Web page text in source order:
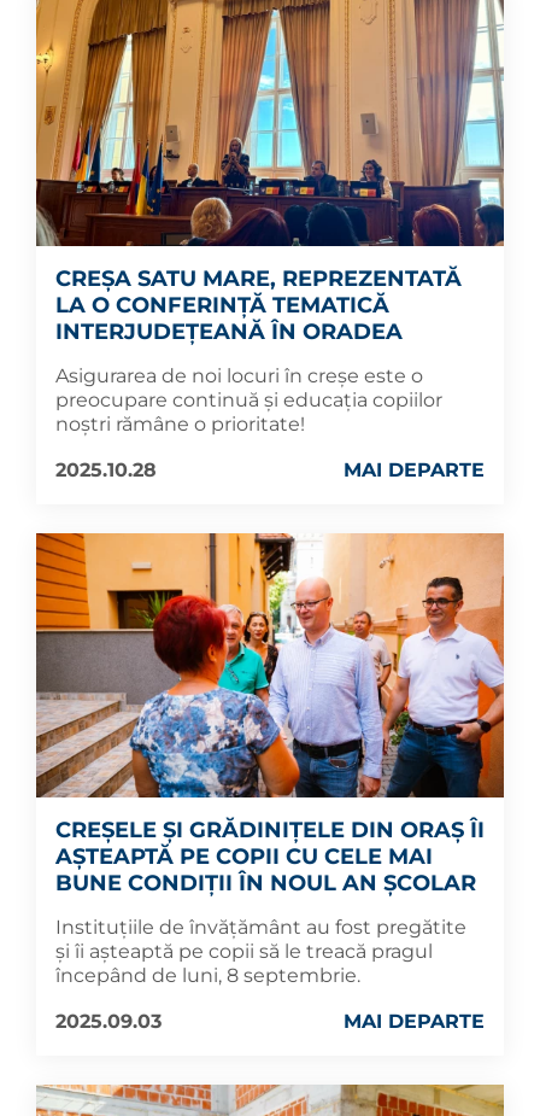
CREȘA SATU MARE, REPREZENTATĂ
LA O CONFERINȚĂ TEMATICĂ
INTERJUDEȚEANĂ ÎN ORADEA
Asigurarea de noi locuri în creșe este o
preocupare continuă și educația copiilor
noștri rămâne o prioritate!
2025.10.28
MAI DEPARTE
CREȘELE ȘI GRĂDINIȚELE DIN ORAȘ ÎI
AȘTEAPTĂ PE COPII CU CELE MAI
BUNE CONDIȚII ÎN NOUL AN ȘCOLAR
Instituțiile de învățământ au fost pregătite
și îi așteaptă pe copii să le treacă pragul
începând de luni, 8 septembrie.
2025.09.03
MAI DEPARTE